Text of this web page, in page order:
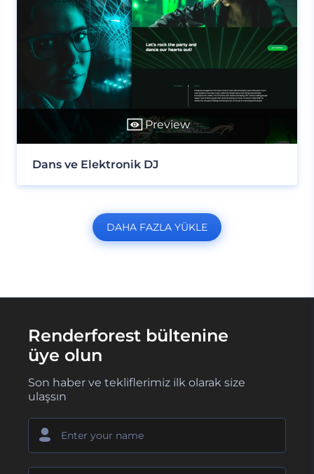
Preview
Dans ve Elektronik DJ
DAHA FAZLA YÜKLE
Renderforest bültenine
üye olun
Son haber ve tekliflerimiz ilk olarak size
ulaşsın